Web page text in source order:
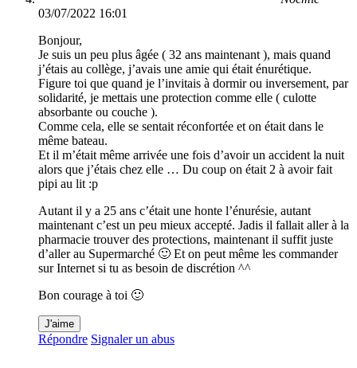
03/07/2022 16:01
Bonjour,
Je suis un peu plus âgée ( 32 ans maintenant ), mais quand
j’étais au collège, j’avais une amie qui était énurétique.
Figure toi que quand je l’invitais à dormir ou inversement, par
solidarité, je mettais une protection comme elle ( culotte
absorbante ou couche ).
Comme cela, elle se sentait réconfortée et on était dans le
même bateau.
Et il m’était même arrivée une fois d’avoir un accident la nuit
alors que j’étais chez elle … Du coup on était 2 à avoir fait
pipi au lit :p
Autant il y a 25 ans c’était une honte l’énurésie, autant
maintenant c’est un peu mieux accepté. Jadis il fallait aller à la
pharmacie trouver des protections, maintenant il suffit juste
d’aller au Supermarché 🙂 Et on peut même les commander
sur Internet si tu as besoin de discrétion ^^
Bon courage à toi 🙂
J'aime
Répondre Signaler un abus